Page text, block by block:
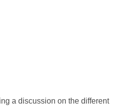
a discussion on the different